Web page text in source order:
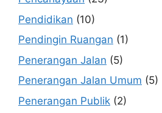
Pendidikan (10)
Pendingin Ruangan (1)
Penerangan Jalan (5)
Penerangan Jalan Umum (5)
Penerangan Publik (2)